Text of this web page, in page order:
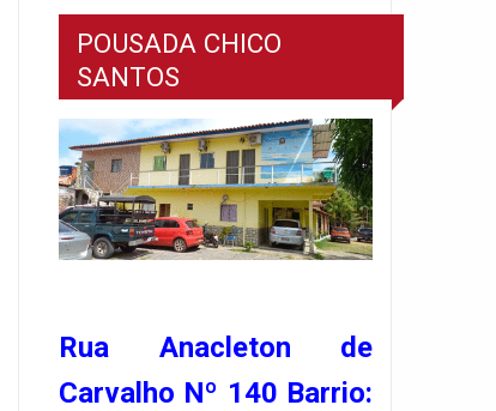
POUSADA CHICO
SANTOS
Rua Anacleton de
Carvalho Nº 140 Barrio: